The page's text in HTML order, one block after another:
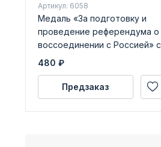
Артикул: 6058
Медаль «За подготовку и
проведение референдума о
воссоединении с Россией» с
бланком удостоверения
480 ₽
Предзаказ